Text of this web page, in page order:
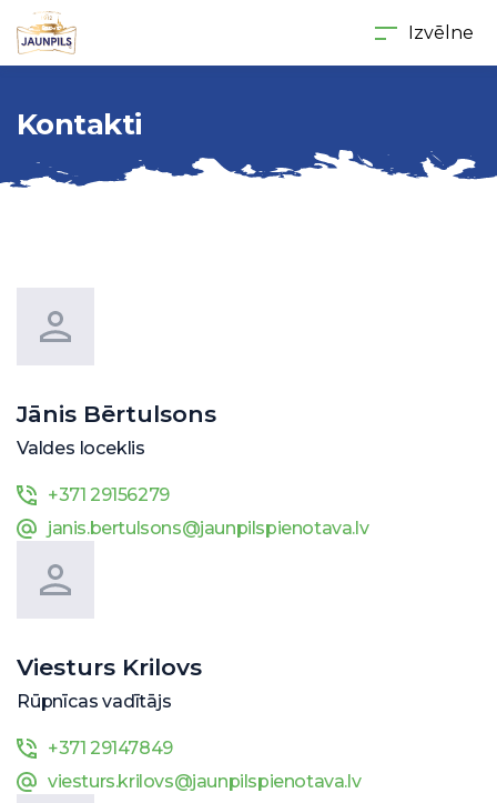
Izvēlne
Kontakti
Jānis Bērtulsons
Valdes loceklis
+371 29156279
janis.bertulsons@jaunpilspienotava.lv
Viesturs Krilovs
Rūpnīcas vadītājs
+371 29147849
viesturs.krilovs@jaunpilspienotava.lv